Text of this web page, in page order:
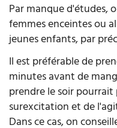
Par manque d'études,
femmes enceintes ou
jeunes enfants, par
Il est préférable de
minutes avant de
prendre le soir
surexcitation et de
Dans ce cas, on